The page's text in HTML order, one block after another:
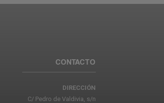
CONTACTO
DIRECCIÓN
C/ Pedro de Valdivia, s/n